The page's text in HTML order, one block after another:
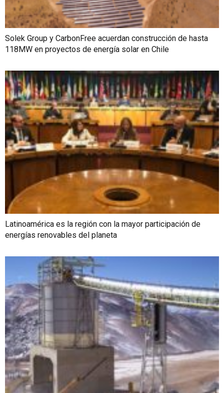
Solek Group y CarbonFree acuerdan construcción de hasta
118MW en proyectos de energía solar en Chile
Latinoamérica es la región con la mayor participación de
energías renovables del planeta